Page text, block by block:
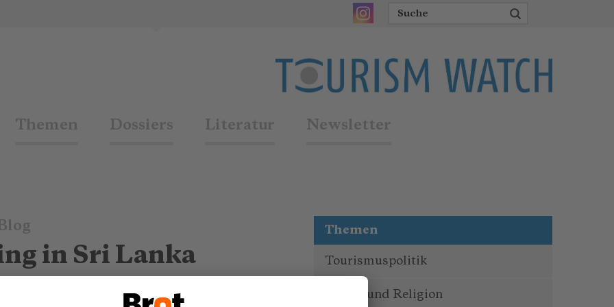
Themen Dossiers Literatur Newsletter
in Sri Lanka
Themen
Tourismuspolitik
Kultur und Religion